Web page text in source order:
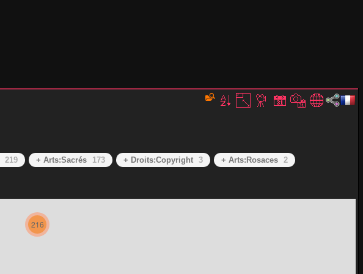
219 + Arts:Sacrés 173 + Droits:Copyright 3 + Arts:Rosaces 2
216